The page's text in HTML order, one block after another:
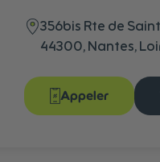
356bis Rte de
44300, Nantes,
Appeler